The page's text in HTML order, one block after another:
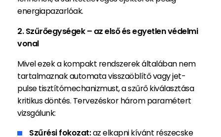
energiapazarlóak.
2. Szűrőegységek – az első és egyetlen védelmi
vonal
Mivel ezek a kompakt rendszerek általában nem
tartalmaznak automata visszaöblítő vagy jet-
pulse tisztítómechanizmust, a szűrő kiválasztása
kritikus döntés. Tervezéskor három paramétert
vizsgálunk:
Szűrési fokozat:az elkapni kívánt részecske